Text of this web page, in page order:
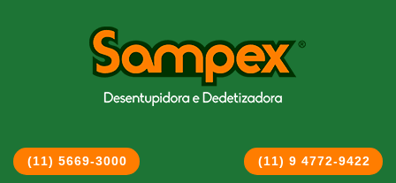
(11) 5669-3000 (11) 9 4772-9422